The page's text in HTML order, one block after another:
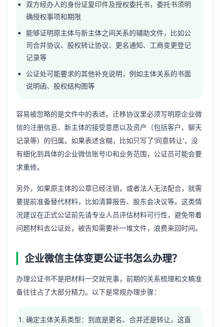
双方经办人的身份证复印件及授权委托书，委托书须明
确授权事项和期限
能够证明原主体与新主体之间关系的辅助文件，比如公
司合并协议、股权转让协议、更名通知、工商变更登记
记录等
公证处可能要求的其他补充说明，例如主体关系的书面
说明函、股权结构图等
容易被忽略的是文件中的表述。迁移协议里必须写明原企业微
信的注册信息、新主体的接受意愿以及资产（包括客户、聊天
记录等）的归属。如果表述含糊，比如只写了'同意转让'，没
有细化到具体的企业微信账号ID和业务范围，公证员可能会要
求重修。
另外，如果原主体的公章已经注销，或者法人无法配合，就需
要提前准备替代材料，比如清算报告、股东会决议等。这类情
况建议在正式公证前先请专业人员评估材料可行性，避免带着
问题材料去公证处，被告知需要补一堆文件，浪费来回时间。
企业微信主体变更公证书怎么办理？
办理公证书不是把材料一交就完事，前期的关系梳理和文稿准
备往往占了大部分精力。以下是常规办理步骤：
确定主体关系类型：到底是更名、合并还是转让，这直